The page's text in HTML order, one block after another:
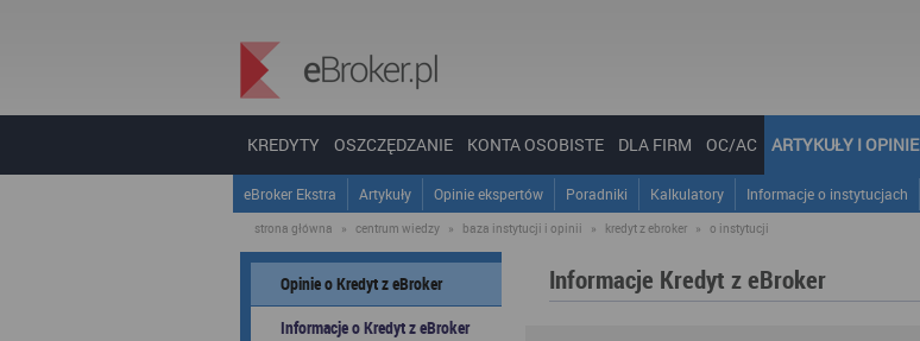
KREDYTY OSZCZĘDZANIE KONTA OSOBISTE DLA FIRM OC/AC ARTYKUŁY I OPINIE
eBroker Ekstra Artykuły Opinie ekspertów Poradniki Kalkulatory Informacje o instytucjach
strona główna » centrum wiedzy » baza instytucji i opinii » kredyt z ebroker » o instytucji
Opinie o Kredyt z eBroker
Informacje o Kredyt z eBroker
Informacje Kredyt z eBroker